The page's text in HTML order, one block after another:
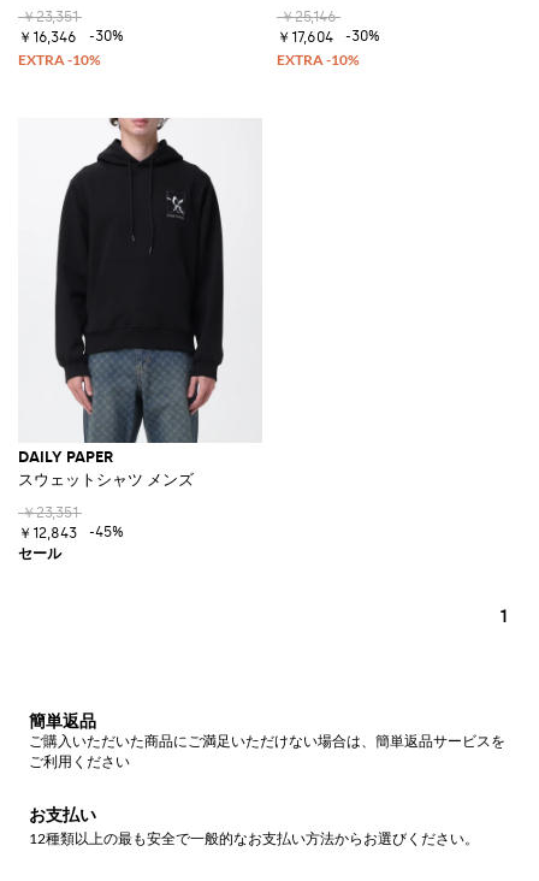
￥23,351
￥16,346
-30%
￥25,146
￥17,604
-30%
DAILY PAPER
スウェットシャツ メンズ
￥23,351
￥12,843
-45%
1
簡単返品
ご購入いただいた商品にご満足いただけない場合は、簡単返品サービスを
ご利用ください
お支払い
12種類以上の最も安全で一般的なお支払い方法からお選びください。